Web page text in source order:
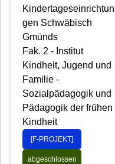
Kindertageseinrichtun
gen Schwäbisch
Gmünds
Fak. 2 - Institut
Kindheit, Jugend und
Familie -
Sozialpädagogik und
Pädagogik der frühen
Kindheit
[F-PROJEKT]
abgeschlossen